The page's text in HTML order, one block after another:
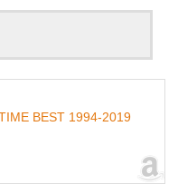
BEST 1994-2019